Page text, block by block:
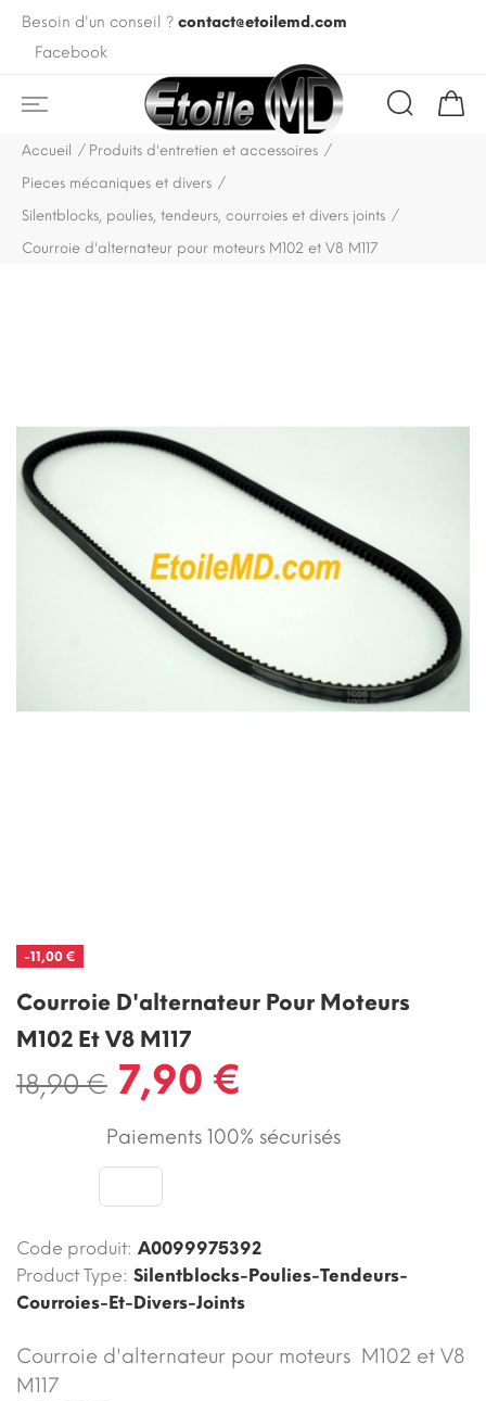
Besoin d'un conseil ? contact@etoilemd.com
Facebook
Accueil
Produits d'entretien et accessoires
Pieces mécaniques et divers
Silentblocks, poulies, tendeurs, courroies et divers joints
Courroie d'alternateur pour moteurs M102 et V8 M117
-11,00 €
Courroie D'alternateur Pour Moteurs
M102 Et V8 M117
18,90 € 7,90 €
Paiements 100% sécurisés
Code produit: A0099975392
Product Type: Silentblocks-Poulies-Tendeurs-
Courroies-Et-Divers-Joints
Courroie d'alternateur pour moteurs M102 et V8
M117